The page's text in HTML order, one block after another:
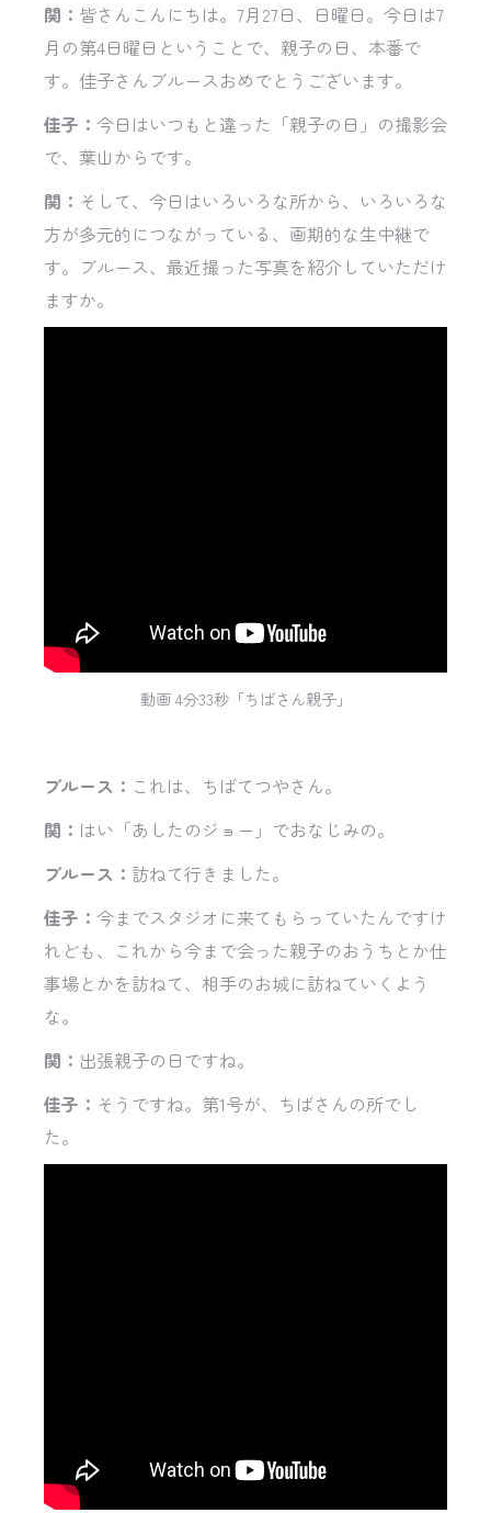
関： 皆さんこんにちは。7月27日、日曜日。今日は7
月の第4日曜日ということで、親子の日、本番で
す。佳子さんブルースおめでとうございます。
佳子： 今日はいつもと違った「親子の日」の撮影会
で、葉山からです。
関： そして、今日はいろいろな所から、いろいろな
方が多元的につながっている、画期的な生中継で
す。ブルース、最近撮った写真を紹介していただけ
ますか。
動画 4分33秒「ちばさん親子」
ブルース： これは、ちばてつやさん。
関： はい「あしたのジョー」でおなじみの。
ブルース： 訪ねて行きました。
佳子： 今までスタジオに来てもらっていたんですけ
れども、これから今まで会った親子のおうちとか仕
事場とかを訪ねて、相手のお城に訪ねていくよう
な。
関： 出張親子の日ですね。
佳子： そうですね。第1号が、ちばさんの所でし
た。